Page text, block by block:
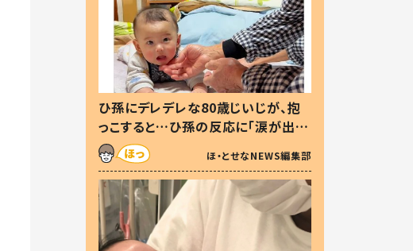
ひ孫にデレデレな80歳じいじが、抱
っこすると…ひ孫の反応に「涙が出ま
した」「可愛くて仕方ない」
ほ・とせなNEWS編集部